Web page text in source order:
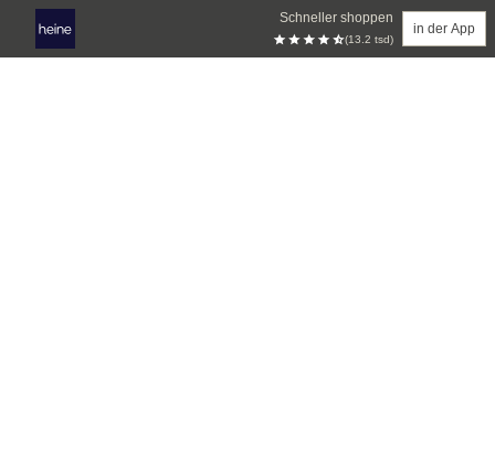
Schneller shoppen
(13.2 tsd)
in der App